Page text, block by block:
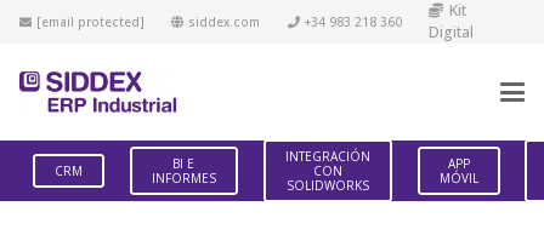
[email protected] siddex.com +34 983 218 360
Kit
Digital
CRM
BI E
INFORMES
INTEGRACIÓN
CON
SOLIDWORKS
APP
MÓVIL